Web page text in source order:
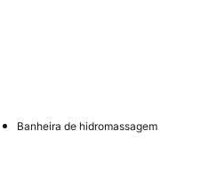
Banheira de hidromassagem